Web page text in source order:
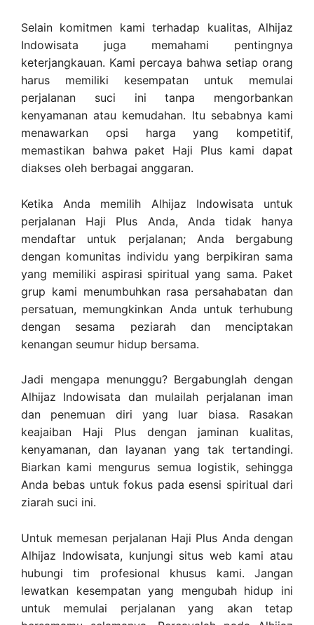
Selain komitmen kami terhadap kualitas, Alhijaz
Indowisata juga memahami pentingnya
keterjangkauan. Kami percaya bahwa setiap orang
harus memiliki kesempatan untuk memulai
perjalanan suci ini tanpa mengorbankan
kenyamanan atau kemudahan. Itu sebabnya kami
menawarkan opsi harga yang kompetitif,
memastikan bahwa paket Haji Plus kami dapat
diakses oleh berbagai anggaran.
Ketika Anda memilih Alhijaz Indowisata untuk
perjalanan Haji Plus Anda, Anda tidak hanya
mendaftar untuk perjalanan; Anda bergabung
dengan komunitas individu yang berpikiran sama
yang memiliki aspirasi spiritual yang sama. Paket
grup kami menumbuhkan rasa persahabatan dan
persatuan, memungkinkan Anda untuk terhubung
dengan sesama peziarah dan menciptakan
kenangan seumur hidup bersama.
Jadi mengapa menunggu? Bergabunglah dengan
Alhijaz Indowisata dan mulailah perjalanan iman
dan penemuan diri yang luar biasa. Rasakan
keajaiban Haji Plus dengan jaminan kualitas,
kenyamanan, dan layanan yang tak tertandingi.
Biarkan kami mengurus semua logistik, sehingga
Anda bebas untuk fokus pada esensi spiritual dari
ziarah suci ini.
Untuk memesan perjalanan Haji Plus Anda dengan
Alhijaz Indowisata, kunjungi situs web kami atau
hubungi tim profesional khusus kami. Jangan
lewatkan kesempatan yang mengubah hidup ini
untuk memulai perjalanan yang akan tetap